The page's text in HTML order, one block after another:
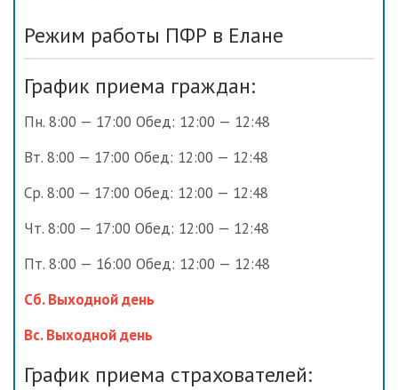
Режим работы ПФР в Елане
График приема граждан:
Пн. 8:00 — 17:00 Обед: 12:00 — 12:48
Вт. 8:00 — 17:00 Обед: 12:00 — 12:48
Ср. 8:00 — 17:00 Обед: 12:00 — 12:48
Чт. 8:00 — 17:00 Обед: 12:00 — 12:48
Пт. 8:00 — 16:00 Обед: 12:00 — 12:48
Сб. Выходной день
Вс. Выходной день
График приема страхователей: